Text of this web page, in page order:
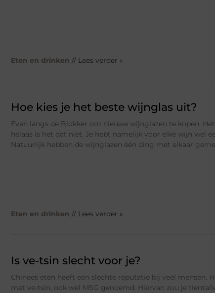
Eten en drinken // Lees verder »
Hoe kies je het beste wijnglas uit?
Even langs de Blokker om nieuwe wijnglazen te kopen.
helaas is het dat niet. Je hebt namelijk voor elke wijn wel
Natuurlijk hebben de wijnglazen één ding met elkaar
Eten en drinken // Lees verder »
Is ve-tsin slecht voor je?
Chinees eten heeft een slechte reputatie bij veel mensen.
met ve-tsin, ook wel MSG genoemd. Hiervan zou je